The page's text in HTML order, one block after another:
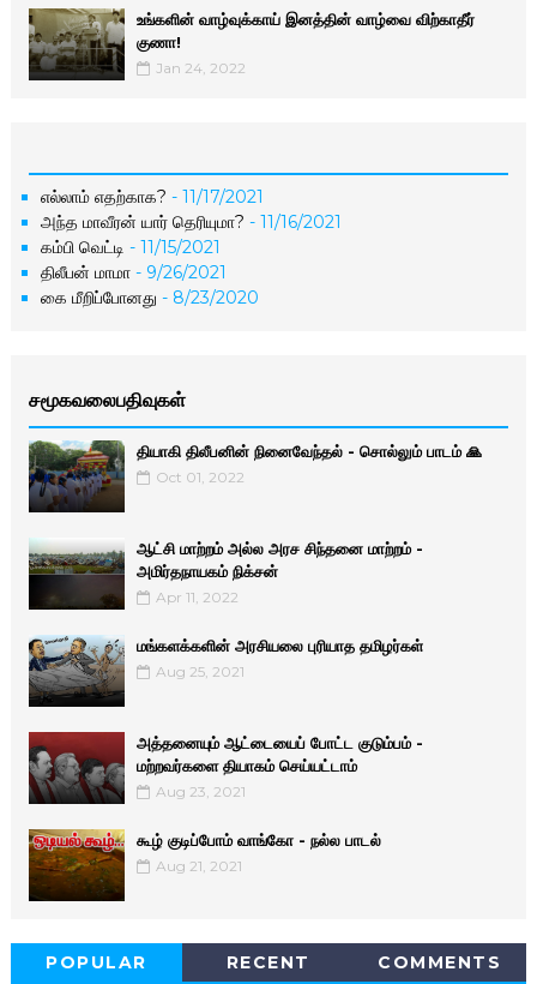
உங்களின் வாழ்வுக்காய் இனத்தின் வாழ்வை விற்காதீர்
குணா!
Jan 24, 2022
எல்லாம் எதற்காக? - 11/17/2021
அந்த மாவீரன் யார் தெரியுமா? - 11/16/2021
கம்பி வெட்டி - 11/15/2021
திலீபன் மாமா- 9/26/2021
கை மீறிப்போனது - 8/23/2020
சமூகவலைபதிவுகள்
தியாகி திலீபனின் நினைவேந்தல் - சொல்லும் பாடம் 🙏
Oct 01, 2022
ஆட்சி மாற்றம் அல்ல அரச சிந்தனை மாற்றம் -
அமிர்தநாயகம் நிக்சன்
Apr 11, 2022
மங்களக்களின் அரசியலை புரியாத தமிழர்கள்
Aug 25, 2021
அத்தனையும் ஆட்டையைப் போட்ட குடும்பம் -
மற்றவர்களை தியாகம் செய்யட்டாம்
Aug 23, 2021
கூழ் குடிப்போம் வாங்கோ - நல்ல பாடல்
Aug 21, 2021
POPULAR RECENT COMMENTS